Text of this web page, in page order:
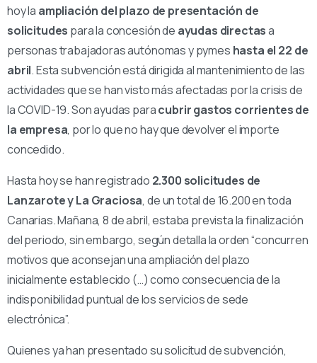
hoy la ampliación del plazo de presentación de
solicitudes para la concesión de ayudas directasa
personas trabajadoras autónomas y pymes hasta el 22 de
abril. Esta subvención está dirigida al mantenimiento de las
actividades que se han visto más afectadas por la crisis de
la COVID-19. Son ayudas paracubrir gastos corrientes de
la empresa, por lo que no hay que devolver el importe
concedido.
Hasta hoy se han registrado 2.300 solicitudes de
Lanzarote y La Graciosa, de un total de 16.200 en toda
Canarias. Mañana, 8 de abril, estaba prevista la finalización
del periodo, sin embargo, según detalla la orden “concurren
motivos que aconsejan una ampliación del plazo
inicialmente establecido (…) como consecuencia de la
indisponibilidad puntual de los servicios de sede
electrónica”.
Quienes ya han presentado su solicitud de subvención,